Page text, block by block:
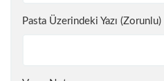
Pasta Üzerindeki Yazı (Zorunlu)